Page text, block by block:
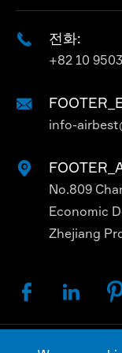
 전화:
+82 10

info-

No.809
Economic
Zhejiang
 